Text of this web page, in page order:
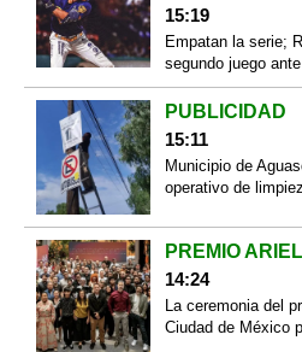
15:19
Empatan la serie;
segundo juego
PUBLICIDAD
15:11
Municipio de
operativo de
PREMIO ARIEL
14:24
La ceremonia del
Ciudad de México